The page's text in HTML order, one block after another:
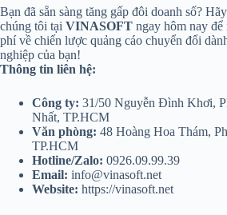
Bạn đã sẵn sàng tăng gấp đôi doanh số?
chúng tôi tại VINASOFT ngay hôm nay
phí về chiến lược quảng cáo chuyển đổi
nghiệp của bạn!
Thông tin liên hệ:
Công ty: 31/50 Nguyễn Đình Khơi,
Nhất, TP.HCM
Văn phòng: 48 Hoàng Hoa Thám,
TP.HCM
Hotline/Zalo: 0926.09.99.39
Email: info@vinasoft.net
Website: https://vinasoft.net